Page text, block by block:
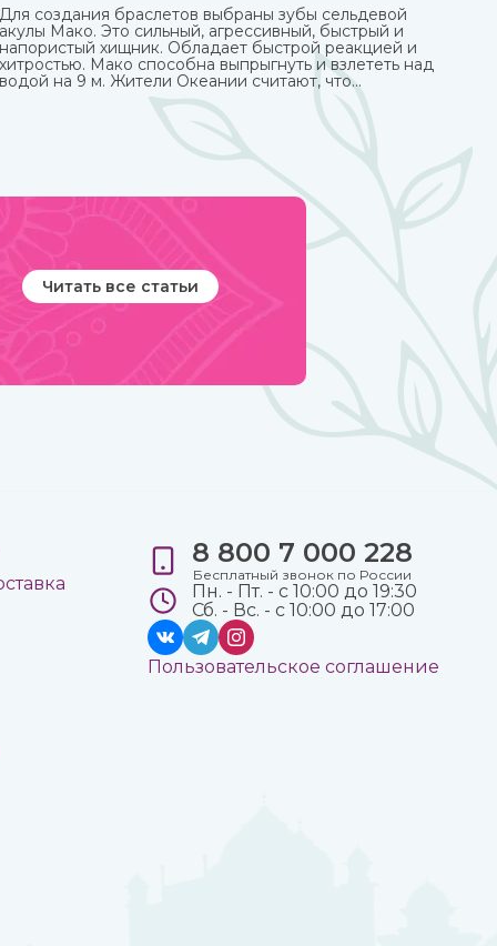
Для создания браслетов выбраны зубы сельдевой
акулы Мако. Это сильный, агрессивный, быстрый и
напористый хищник. Обладает быстрой реакцией и
хитростью. Мако способна выпрыгнуть и взлететь над
водой на 9 м. Жители Океании считают, что
талисманы с ее зубами обеспечивают защиту от
Читать все статьи
8 800 7 000 228
Бесплатный звонок по России
Пн. - Пт. - с 10:00 до 19:30
Сб. - Вс. - с 10:00 до 17:00
Пользовательское соглашение